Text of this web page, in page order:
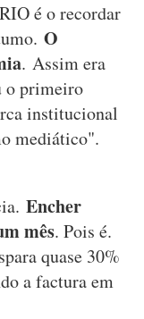
é o recordar
O
. Assim era
o primeiro
institucional
mediático".
Encher
mês. Pois é.
quase 30%
a factura em